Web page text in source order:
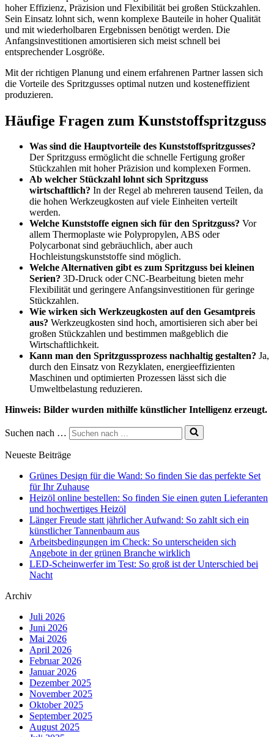
hoher Effizienz, Präzision und Flexibilität bei großen Stückzahlen.
Sein Einsatz lohnt sich, wenn komplexe Bauteile in hoher Qualität
und mit wiederholbaren Ergebnissen benötigt werden. Die
Anfangsinvestitionen amortisieren sich meist schnell bei
entsprechender Losgröße.
Mit der richtigen Planung und einem erfahrenen Partner lassen sich
die Vorteile des Spritzgusses optimal nutzen und kosteneffizient
produzieren.
Häufige Fragen zum Kunststoffspritzguss
Was sind die Hauptvorteile des Kunststoffspritzgusses?
Der Spritzguss ermöglicht die schnelle Fertigung großer
Stückzahlen mit hoher Präzision und komplexen Formen.
Ab welcher Stückzahl lohnt sich Spritzguss
wirtschaftlich? In der Regel ab mehreren tausend Teilen, da
die hohen Werkzeugkosten auf viele Einheiten verteilt
werden.
Welche Kunststoffe eignen sich für den Spritzguss? Vor
allem Thermoplaste wie Polypropylen, ABS oder
Polycarbonat sind gebräuchlich, aber auch
Hochleistungskunststoffe sind möglich.
Welche Alternativen gibt es zum Spritzguss bei kleinen
Serien? 3D-Druck oder CNC-Bearbeitung bieten mehr
Flexibilität und geringere Anfangsinvestitionen für geringe
Stückzahlen.
Wie wirken sich Werkzeugkosten auf den Gesamtpreis
aus? Werkzeugkosten sind hoch, amortisieren sich aber bei
großen Stückzahlen und bestimmen maßgeblich die
Wirtschaftlichkeit.
Kann man den Spritzgussprozess nachhaltig gestalten? Ja,
durch den Einsatz von Rezyklaten, energieeffizienten
Maschinen und optimierten Prozessen lässt sich die
Umweltbelastung reduzieren.
Hinweis: Bilder wurden mithilfe künstlicher Intelligenz erzeugt.
Suchen nach …
Neueste Beiträge
Grünes Design für die Wand: So finden Sie das perfekte Set
für Ihr Zuhause
Heizöl online bestellen: So finden Sie einen guten Lieferanten
und hochwertiges Heizöl
Länger Freude statt jährlicher Aufwand: So zahlt sich ein
künstlicher Tannenbaum aus
Arbeitsbedingungen im Check: So unterscheiden sich
Angebote in der grünen Branche wirklich
LED-Scheinwerfer im Test: So groß ist der Unterschied bei
Nacht
Archiv
Juli 2026
Juni 2026
Mai 2026
April 2026
Februar 2026
Januar 2026
Dezember 2025
November 2025
Oktober 2025
September 2025
August 2025